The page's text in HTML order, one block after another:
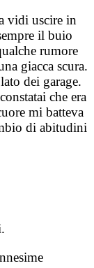
vidi uscire in
il buio
rumore
giacca scura.
dei garage.
che era
mi batteva
di abitudini